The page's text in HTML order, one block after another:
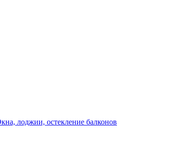
лоджии, остекление балконов